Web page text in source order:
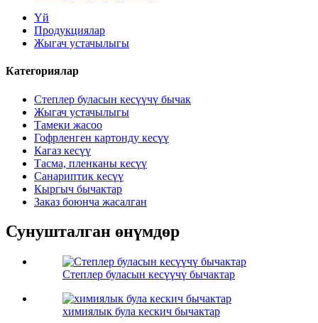
Үй
Продукциялар
Жыгач устачылыгы
Категориялар
Степлер буласын кесүүчү бычак
Жыгач устачылыгы
Тамеки жасоо
Гофрленген картонду кесүү
Кагаз кесүү
Тасма, пленканы кесүү
Санариптик кесүү
Кыргыч бычактар
Заказ боюнча жасалган
Сунушталган өнүмдөр
Степлер буласын кесүүчү бычактар
химиялык була кескич бычактар